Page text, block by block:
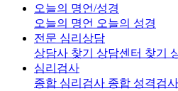
오늘의 명언/성경
오늘의 명언 오늘의 성경
전문 심리상담
상담사 찾기 상담센터 찾기
심리검사
종합 심리검사 종합 성격검사